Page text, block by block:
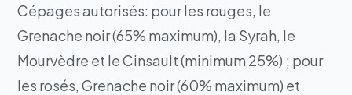
Cépages autorisés: pour les rouges, le
Grenache noir (65% maximum), la Syrah, le
Mourvèdre et le Cinsault (minimum 25%) ; pour
les rosés, Grenache noir (60% maximum) et